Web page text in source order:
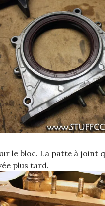
le bloc. La patte à joint
plus tard.